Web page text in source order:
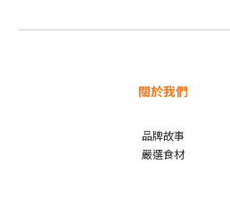
關於我們
品牌故事
嚴選食材